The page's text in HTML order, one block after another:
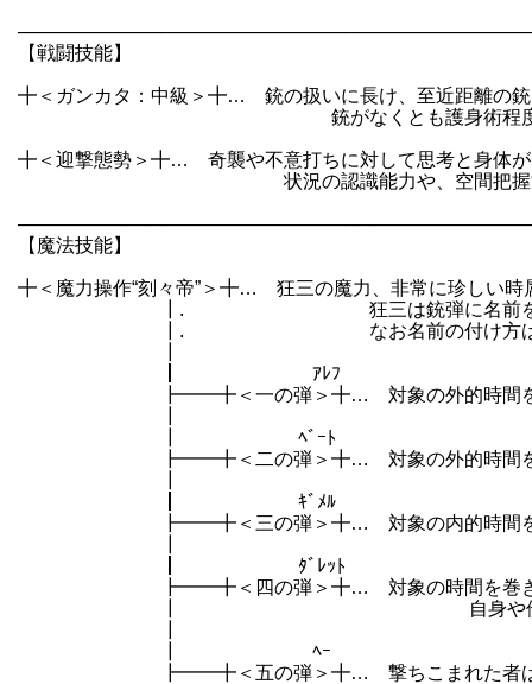
【戦闘技能】
╋＜ガンカタ：中級＞╋… 銃の扱いに長け、至近距離の銃
銃がなくとも護身術程度はこ
╋＜迎撃態勢＞╋… 奇襲や不意打ちに対して思考と身体が
状況の認識能力や、空間把握能力
【魔法技能】
╋＜魔力操作“刻々帝”＞╋… 狂三の魔力、非常に珍しい時
┃. 狂三は銃弾に名前を付けることで
┃. なお名前の付け方はやる夫曰
┃ ｱﾚﾌ
┣━━╋＜一の弾＞╋… 対象の外的時間を一定時
┃ ﾍﾞｰﾄ
┣━━╋＜二の弾＞╋… 対象の外的時間を一定時間
┃ ｷﾞﾒﾙ
┣━━╋＜三の弾＞╋… 対象の内的時間を加速させ
┃ ﾀﾞﾚｯﾄ
┣━━╋＜四の弾＞╋… 対象の時間を巻き
┃ 自身や他の存在が負った傷の修復
┃ ﾍｰ
┣━━╋＜五の弾＞╋… 撃ちこまれた者は僅か先